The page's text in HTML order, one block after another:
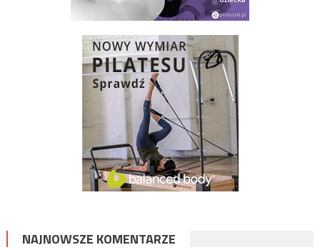
NAJNOWSZE KOMENTARZE